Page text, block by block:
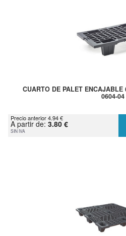
CUARTO DE PALET ENCAJABLE
0604-04
Precio anterior 4.94 €
A partir de: 3.80 €
SIN IVA